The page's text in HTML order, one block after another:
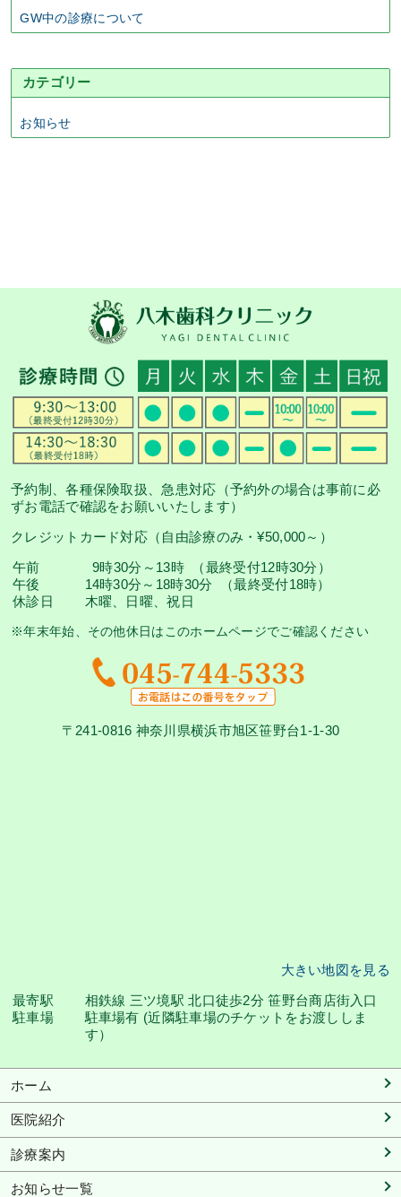
GW中の診療について
カテゴリー
お知らせ
予約制、各種保険取扱、急患対応（予約外の場合は事前に必
ずお電話で確認をお願いいたします）
クレジットカード対応（自由診療のみ・¥50,000～）
午前
9時30分～13時 （最終受付12時30分）
午後
14時30分～18時30分 （最終受付18時）
休診日
木曜、日曜、祝日
※年末年始、その他休日はこのホームページでご確認ください
〒241-0816 神奈川県横浜市旭区笹野台1-1-30
大きい地図を見る
最寄駅
相鉄線 三ツ境駅 北口徒歩2分 笹野台商店街入口
駐車場
駐車場有 (近隣駐車場のチケットをお渡ししま
す）
ホーム
医院紹介
診療案内
お知らせ一覧